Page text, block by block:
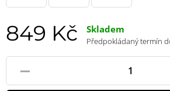
849 Kč Skladem
Předpokládaný termín
-
Pole
množství